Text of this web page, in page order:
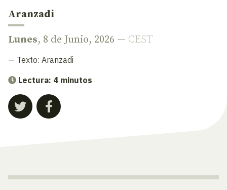
Aranzadi
Lunes, 8 de Junio, 2026 — CEST
— Texto: Aranzadi
Lectura: 4 minutos